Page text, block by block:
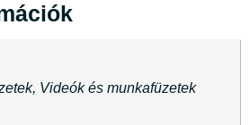
Videók és munkafüzetek